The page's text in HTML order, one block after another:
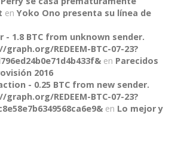
en Yoko Ono presenta su línea de
- 1.8 BTC from unknown sender.
REDEEM-BTC-07-23?
en Parecidos
2016
- 0.25 BTC from new sender.
REDEEM-BTC-07-23?
en Lo mejor y